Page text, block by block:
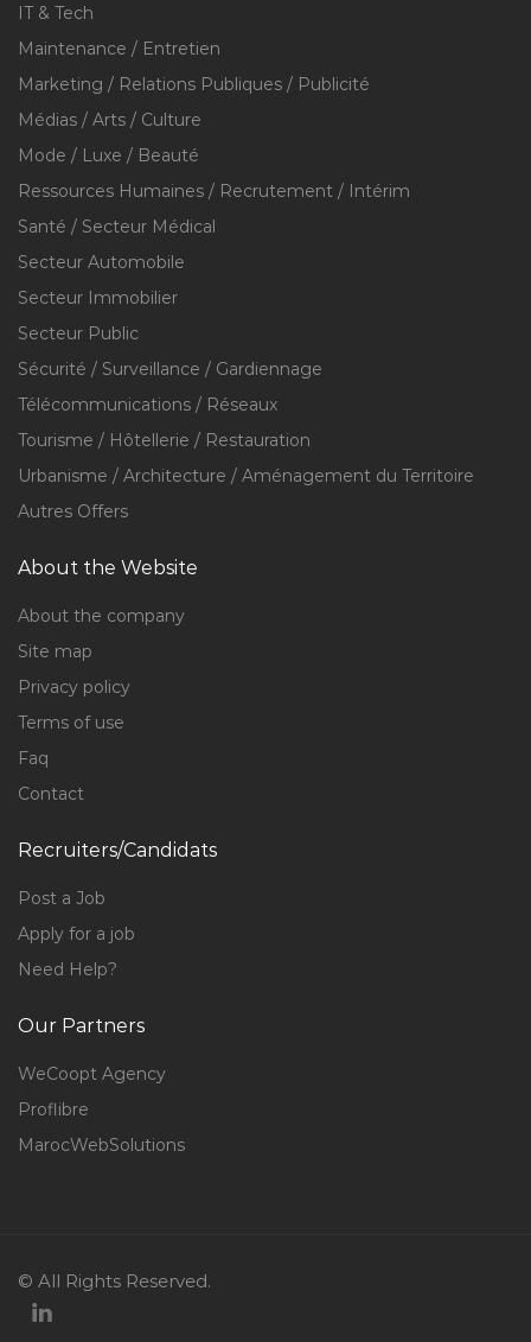
IT & Tech
Maintenance / Entretien
Marketing / Relations Publiques / Publicité
Médias / Arts / Culture
Mode / Luxe / Beauté
Ressources Humaines / Recrutement / Intérim
Santé / Secteur Médical
Secteur Automobile
Secteur Immobilier
Secteur Public
Sécurité / Surveillance / Gardiennage
Télécommunications / Réseaux
Tourisme / Hôtellerie / Restauration
Urbanisme / Architecture / Aménagement du Territoire
Autres Offers
About the Website
About the company
Site map
Privacy policy
Terms of use
Faq
Contact
Recruiters/Candidats
Post a Job
Apply for a job
Need Help?
Our Partners
WeCoopt Agency
Proflibre
MarocWebSolutions
© All Rights Reserved.